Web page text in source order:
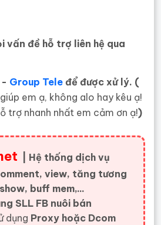
vấn đề hỗ trợ liên hệ qua
- Group Teleđể được xử lý. (
em ạ, không alo hay kêu ạ!
trợ nhanh nhất em cảm ơn ạ!)
| Hệ thống dịch vụ
view, tăng tương
buff mem,...
SLL FB nuôi bán
dụng Proxy hoặc Dcom